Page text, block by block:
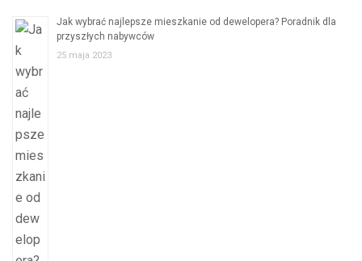
Jak wybrać najlepsze mieszkanie od dewelopera? Poradnik dla
przyszłych nabywców
25 maja 2023